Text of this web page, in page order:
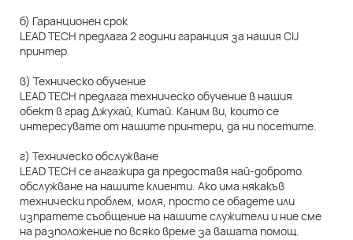
б) Гаранционен срок
LEAD TECH предлага 2 години гаранция за нашия CIJ
принтер.
в) Техническо обучение
LEAD TECH предлага техническо обучение в нашия
обект в град Джухай, Китай. Каним ви, които се
интересувате от нашите принтери, да ни посетите.
г) Техническо обслужване
LEAD TECH се ангажира да предоставя най-доброто
обслужване на нашите клиенти. Ако има някакъв
технически проблем, моля, просто се обадете или
изпратете съобщение на нашите служители и ние сме
на разположение по всяко време за вашата помощ.